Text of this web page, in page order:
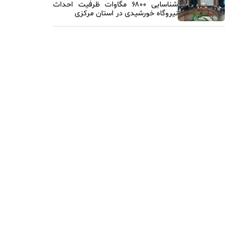
شناسایی ۶۸۰۰ مگاوات ظرفیت احداث
نیروگاه خورشیدی در استان مرکزی